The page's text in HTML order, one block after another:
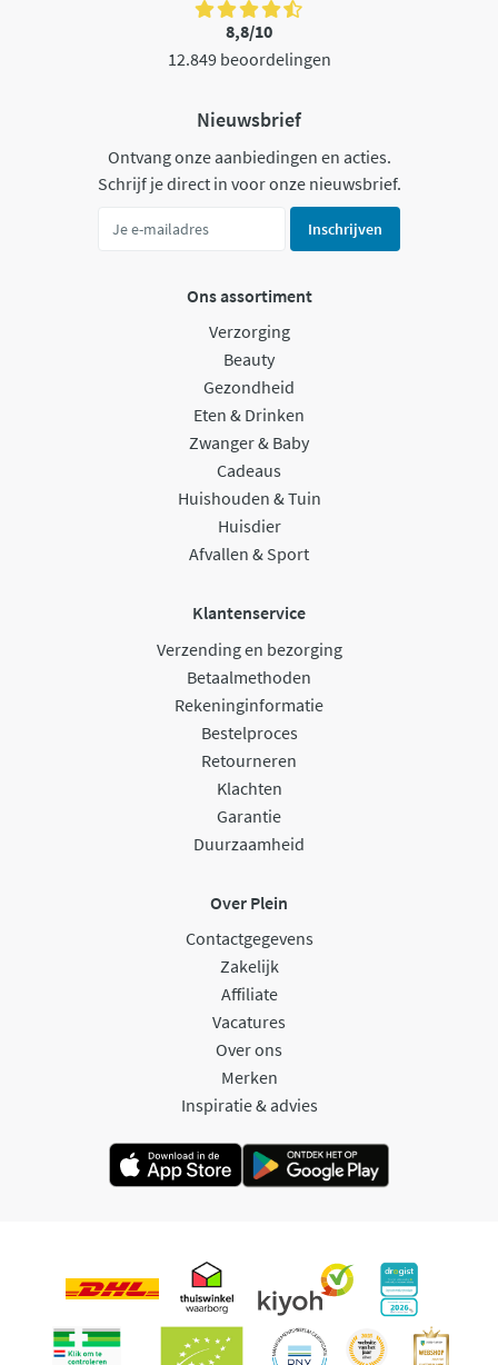
8,8/10
12.849 beoordelingen
Nieuwsbrief
Ontvang onze aanbiedingen en acties.
Schrijf je direct in voor onze nieuwsbrief.
Inschrijven
Ons assortiment
Verzorging
Beauty
Gezondheid
Eten & Drinken
Zwanger & Baby
Cadeaus
Huishouden & Tuin
Huisdier
Afvallen & Sport
Klantenservice
Verzending en bezorging
Betaalmethoden
Rekeninginformatie
Bestelproces
Retourneren
Klachten
Garantie
Duurzaamheid
Over Plein
Contactgegevens
Zakelijk
Affiliate
Vacatures
Over ons
Merken
Inspiratie & advies